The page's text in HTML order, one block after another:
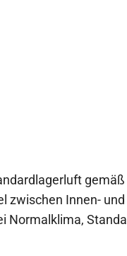
gemäß
zwischen Innen-
Normalklima,